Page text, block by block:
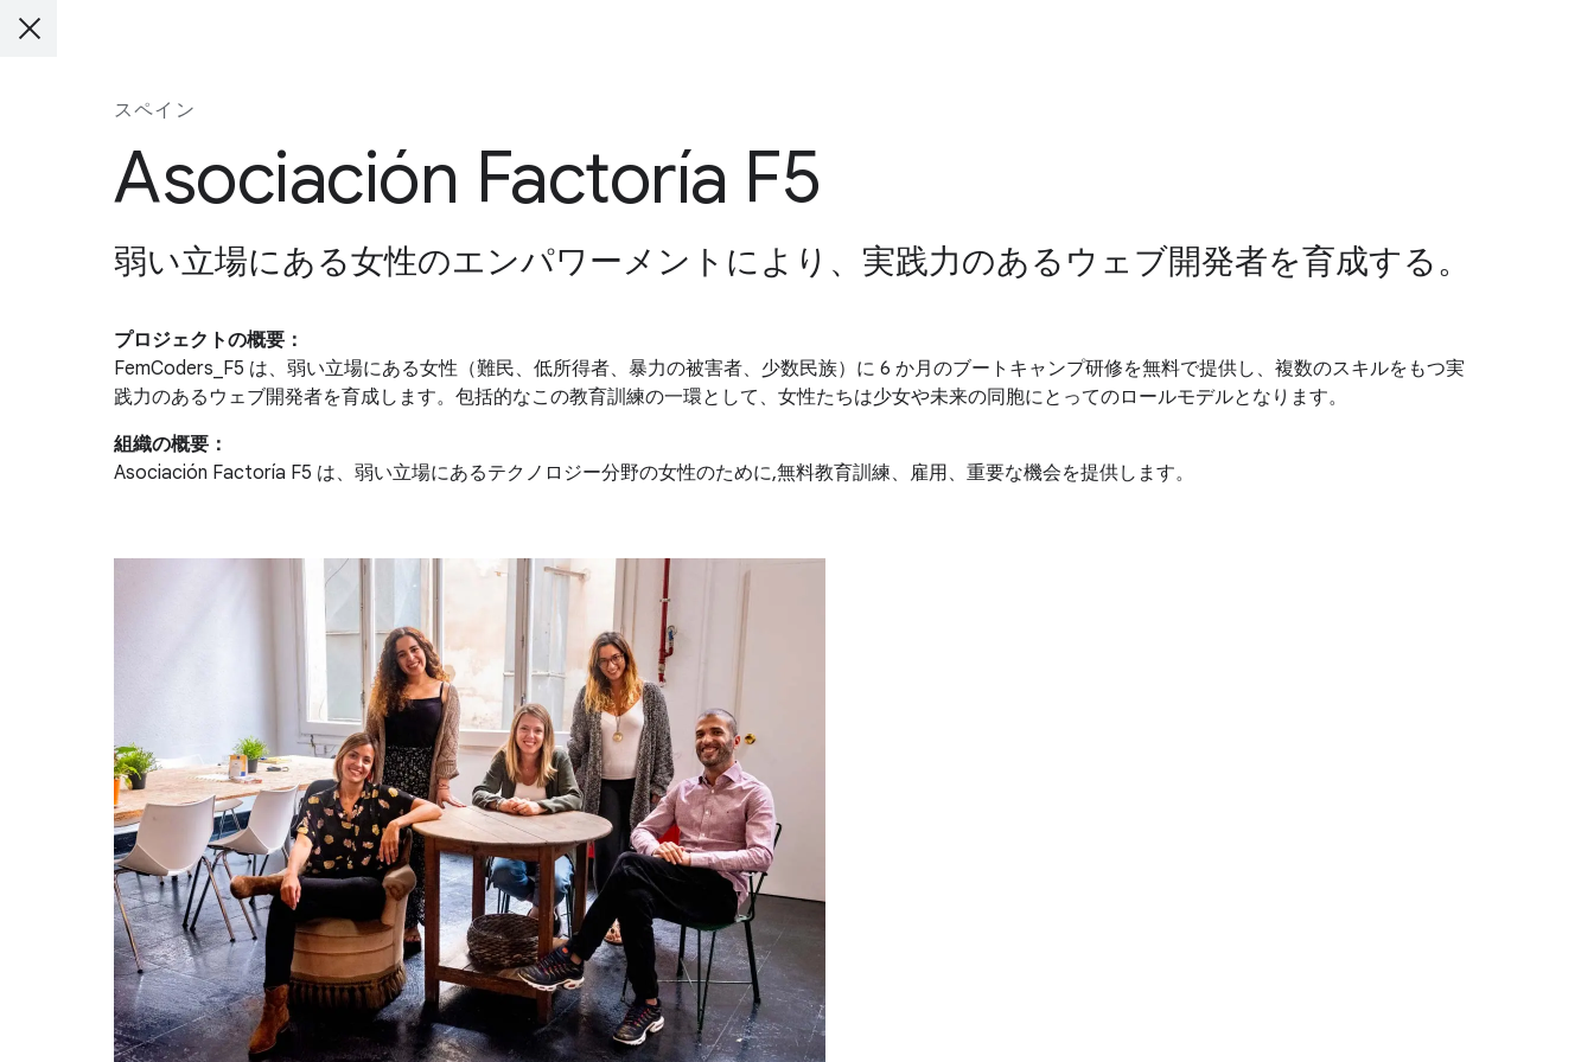
スペイン
Asociación Factoría F5
弱い立場にある女性のエンパワーメントにより、実践力のあるウェブ開発者を育成する。
プロジェクトの概要：
FemCoders_F5 は、弱い立場にある女性（難民、低所得者、暴力の被害者、少数民族）に 6 か月のブートキャンプ研修を無料で提供し、複数のスキルをもつ実
践力のあるウェブ開発者を育成します。包括的なこの教育訓練の一環として、女性たちは少女や未来の同胞にとってのロールモデルとなります。
組織の概要：
Asociación Factoría F5 は、弱い立場にあるテクノロジー分野の女性のために,無料教育訓練、雇用、重要な機会を提供します。